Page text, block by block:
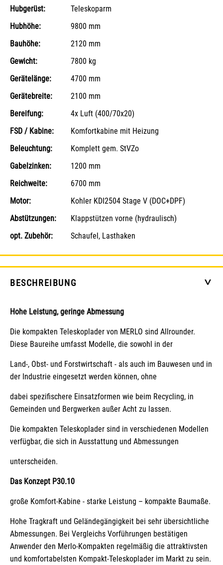
Hubgerüst:
Teleskoparm
Hubhöhe:
9800 mm
Bauhöhe:
2120 mm
Gewicht:
7800 kg
Gerätelänge:
4700 mm
Gerätebreite:
2100 mm
Bereifung:
4x Luft (400/70x20)
FSD / Kabine:
Komfortkabine mit Heizung
Beleuchtung:
Komplett gem. StVZo
Gabelzinken:
1200 mm
Reichweite:
6700 mm
Motor:
Kohler KDI2504 Stage V (DOC+DPF)
Abstützungen:
Klappstützen vorne (hydraulisch)
opt. Zubehör:
Schaufel, Lasthaken
BESCHREIBUNG >
Hohe Leistung, geringe Abmessung
Die kompakten Teleskoplader von MERLO sind Allrounder.
Diese Baureihe umfasst Modelle, die sowohl in der
Land-, Obst- und Forstwirtschaft - als auch im Bauwesen und in
der Industrie eingesetzt werden können, ohne
dabei spezifischere Einsatzformen wie beim Recycling, in
Gemeinden und Bergwerken außer Acht zu lassen.
Die kompakten Teleskoplader sind in verschiedenen Modellen
verfügbar, die sich in Ausstattung und Abmessungen
unterscheiden.
Das Konzept P30.10
große Komfort-Kabine - starke Leistung – kompakte Baumaße.
Hohe Tragkraft und Geländegängigkeit bei sehr übersichtliche
Abmessungen. Bei Vergleichs Vorführungen bestätigen
Anwender den Merlo-Kompakten regelmäßig die attraktivsten
und komfortabelsten Kompakt-Teleskoplader im Markt zu sein.